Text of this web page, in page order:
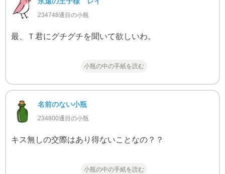
234748通目の小瓶
最、Ｔ君にグチグチを聞いて欲しいわ。
小瓶の中の手紙を読む
名前のない小瓶
234800通目の小瓶
キス無しの交際はあり得ないことなの？？
小瓶の中の手紙を読む